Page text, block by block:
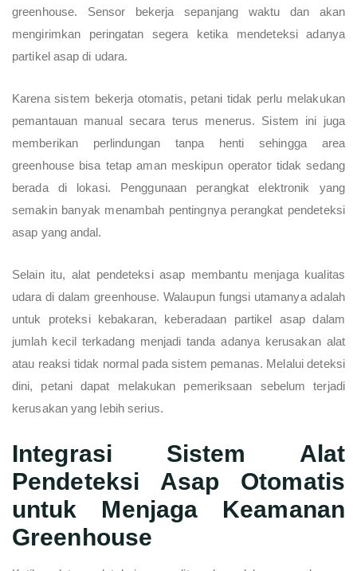
greenhouse. Sensor bekerja sepanjang waktu dan akan
mengirimkan peringatan segera ketika mendeteksi adanya
partikel asap di udara.
Karena sistem bekerja otomatis, petani tidak perlu melakukan
pemantauan manual secara terus menerus. Sistem ini juga
memberikan perlindungan tanpa henti sehingga area
greenhouse bisa tetap aman meskipun operator tidak sedang
berada di lokasi. Penggunaan perangkat elektronik yang
semakin banyak menambah pentingnya perangkat pendeteksi
asap yang andal.
Selain itu, alat pendeteksi asap membantu menjaga kualitas
udara di dalam greenhouse. Walaupun fungsi utamanya adalah
untuk proteksi kebakaran, keberadaan partikel asap dalam
jumlah kecil terkadang menjadi tanda adanya kerusakan alat
atau reaksi tidak normal pada sistem pemanas. Melalui deteksi
dini, petani dapat melakukan pemeriksaan sebelum terjadi
kerusakan yang lebih serius.
Integrasi Sistem Alat
Pendeteksi Asap Otomatis
untuk Menjaga Keamanan
Greenhouse